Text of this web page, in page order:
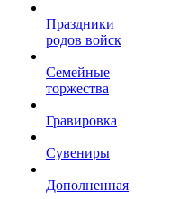
Праздники
родов войск
Семейные
торжества
Гравировка
Сувениры
Дополненная